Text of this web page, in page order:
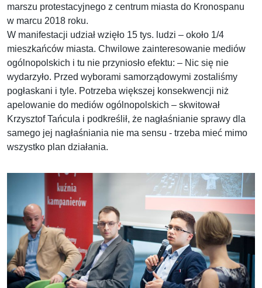
marszu protestacyjnego z centrum miasta do Kronospanu
w marcu 2018 roku.
W manifestacji udział wzięło 15 tys. ludzi – około 1/4
mieszkańców miasta. Chwilowe zainteresowanie mediów
ogólnopolskich i tu nie przyniosło efektu: – Nic się nie
wydarzyło. Przed wyborami samorządowymi zostaliśmy
pogłaskani i tyle. Potrzeba większej konsekwencji niż
apelowanie do mediów ogólnopolskich – skwitował
Krzysztof Tańcula i podkreślił, że nagłaśnianie sprawy dla
samego jej nagłaśniania nie ma sensu - trzeba mieć mimo
wszystko plan działania.